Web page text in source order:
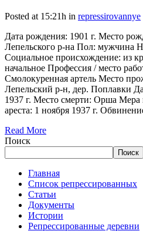
Posted at 15:21h in repressirovannye
Дата рождения: 1901 г. Место
Лепельского р-на Пол: мужчина
Социальное происхождение: из
начальное Профессия / место
Смолокуренная артель Место
Лепельский р-н, дер. Поплавки
1937 г. Место смерти: Орша Мера
ареста: 1 ноября 1937 г.
Read More
Поиск
Поиск
Главная
Список репрессированных
Статьи
Документы
Истории
Репрессированные деревни